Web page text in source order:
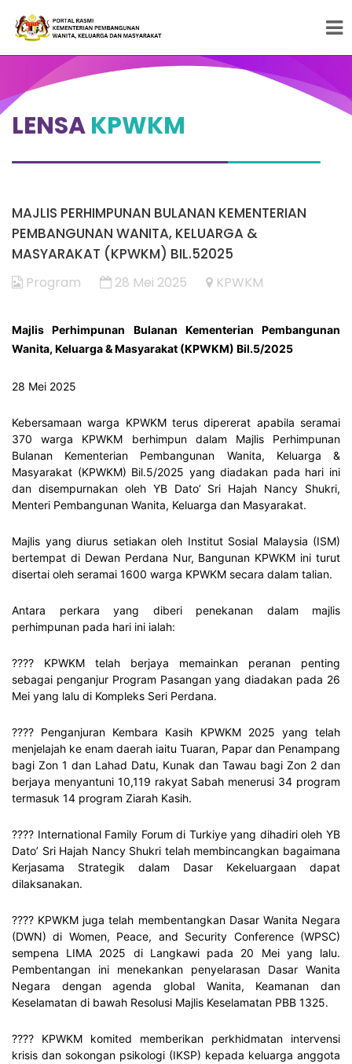
Peneraju Pembangunan Wanita, Keluarga dan
Masyarakat
LENSAKPWKM
MAJLIS PERHIMPUNAN BULANAN KEMENTERIAN
PEMBANGUNAN WANITA, KELUARGA &
MASYARAKAT (KPWKM) BIL.52025
Program 28 Mei 2025 KPWKM
Majlis Perhimpunan Bulanan Kementerian Pembangunan
Wanita, Keluarga & Masyarakat (KPWKM) Bil.5/2025
28 Mei 2025
Kebersamaan warga KPWKM terus dipererat apabila seramai
370 warga KPWKM berhimpun dalam Majlis Perhimpunan
Bulanan Kementerian Pembangunan Wanita, Keluarga &
Masyarakat (KPWKM) Bil.5/2025 yang diadakan pada hari ini
dan disempurnakan oleh YB Dato’ Sri Hajah Nancy Shukri,
Menteri Pembangunan Wanita, Keluarga dan Masyarakat.
Majlis yang diurus setiakan oleh Institut Sosial Malaysia (ISM)
bertempat di Dewan Perdana Nur, Bangunan KPWKM ini turut
disertai oleh seramai 1600 warga KPWKM secara dalam talian.
Antara perkara yang diberi penekanan dalam majlis
perhimpunan pada hari ini ialah:
???? KPWKM telah berjaya memainkan peranan penting
sebagai penganjur Program Pasangan yang diadakan pada 26
Mei yang lalu di Kompleks Seri Perdana.
???? Penganjuran Kembara Kasih KPWKM 2025 yang telah
menjelajah ke enam daerah iaitu Tuaran, Papar dan Penampang
bagi Zon 1 dan Lahad Datu, Kunak dan Tawau bagi Zon 2 dan
berjaya menyantuni 10,119 rakyat Sabah menerusi 34 program
termasuk 14 program Ziarah Kasih.
???? International Family Forum di Turkiye yang dihadiri oleh YB
Dato’ Sri Hajah Nancy Shukri telah membincangkan bagaimana
Kerjasama Strategik dalam Dasar Kekeluargaan dapat
dilaksanakan.
???? KPWKM juga telah membentangkan Dasar Wanita Negara
(DWN) di Women, Peace, and Security Conference (WPSC)
sempena LIMA 2025 di Langkawi pada 20 Mei yang lalu.
Pembentangan ini menekankan penyelarasan Dasar Wanita
Negara dengan agenda global Wanita, Keamanan dan
Keselamatan di bawah Resolusi Majlis Keselamatan PBB 1325.
???? KPWKM komited memberikan perkhidmatan intervensi
krisis dan sokongan psikologi (IKSP) kepada keluarga anggota